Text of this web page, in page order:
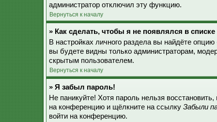
администратор отключил эту функцию.
Вернуться к началу
» Как сделать, чтобы я не появлялся в
В настройках личного раздела вы найдёте опцию
вы будете видны только администраторам,
скрытым пользователем.
Вернуться к началу
» Я забыл пароль!
Не паникуйте! Хотя пароль нельзя
на конференцию и щёлкните на ссылку Забыли
войти на конференцию.